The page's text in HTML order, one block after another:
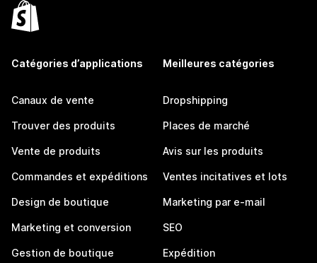
Catégories d’applications
Canaux de vente
Trouver des produits
Vente de produits
Commandes et expéditions
Design de boutique
Marketing et conversion
Gestion de boutique
Meilleures catégories
Dropshipping
Places de marché
Avis sur les produits
Ventes incitatives et lots
Marketing par e-mail
SEO
Expédition